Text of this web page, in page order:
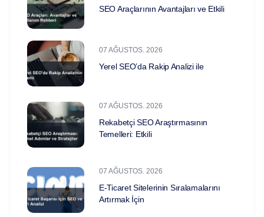
SEO Araçlarının Avantajları ve Etkili
07 AĞUSTOS. 2026
Yerel SEO’da Rakip Analizi ile
07 AĞUSTOS. 2026
Rekabetçi SEO Araştırmasının
Temelleri: Etkili
07 AĞUSTOS. 2026
E-Ticaret Sitelerinin Sıralamalarını
Artırmak İçin